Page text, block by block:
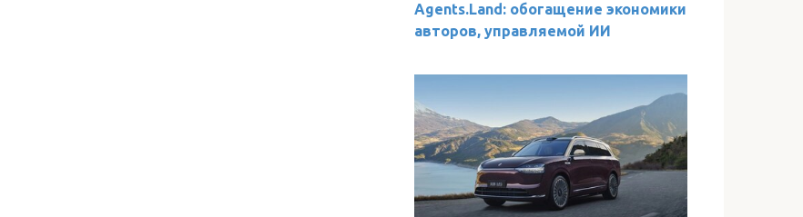
Agents.Land: обогащение экономики
авторов, управляемой ИИ